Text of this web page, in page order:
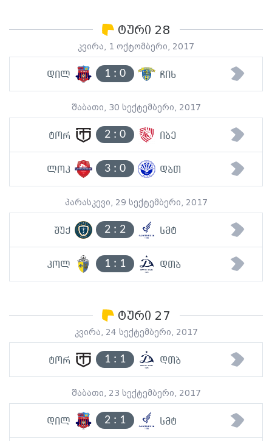
ტური 28
კვირა, 1 ოქტომბერი, 2017
დილ 1: 0 ჩიხ
შაბათი, 30 სექტემბერი, 2017
ტორ 2: 0 იბე
ლოკ 3: 0 დბთ
პარასკევი, 29 სექტემბერი, 2017
შუქ 2: 2 სმტ
კოლ 1: 1 დთბ
ტური 27
კვირა, 24 სექტემბერი, 2017
ტორ 1: 1 დთბ
შაბათი, 23 სექტემბერი, 2017
დილ 2: 1 სმტ